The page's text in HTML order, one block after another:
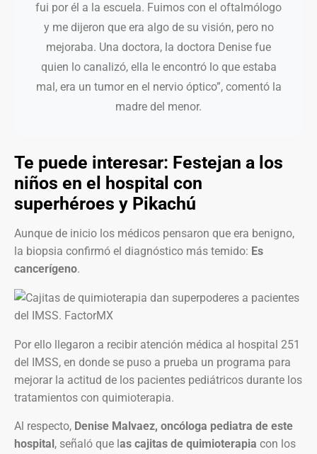
fui por él a la escuela. Fuimos con el oftalmólogo
y me dijeron que era algo de su visión, pero no
mejoraba. Una doctora, la doctora Denise fue
quien lo canalizó, ella le encontró lo que estaba
mal, era un tumor en el nervio óptico”, comentó la
madre del menor.
Te puede interesar: Festejan a los
niños en el hospital con
superhéroes y Pikachú
Aunque de inicio los médicos pensaron que era benigno,
la biopsia confirmó el diagnóstico más temido: Es
cancerígeno.
Por ello llegaron a recibir atención médica al hospital 251
del IMSS, en donde se puso a prueba un programa para
mejorar la actitud de los pacientes pediátricos durante los
tratamientos con quimioterapia.
Al respecto, Denise Malvaez, oncóloga pediatra de este
hospital, señaló que las cajitas de quimioterapia con los